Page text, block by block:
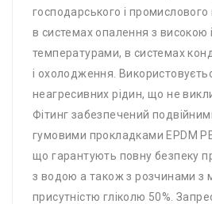
господарського і
в системах опалення з високою
температурами, в системах
і охолодження.
неагресивних рідин, що не
Фітинг забезпечений
гумовими прокладками EPDM
що гарантують повну безпеку
з водою а також з розчинами з
присутністю гліколю 50%.